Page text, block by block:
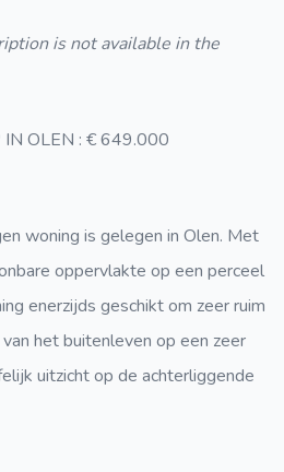
is not available in the
IN OLEN : € 649.000
woning is gelegen in Olen. Met
oppervlakte op een perceel
enerzijds geschikt om zeer ruim
het buitenleven op een zeer
uitzicht op de achterliggende